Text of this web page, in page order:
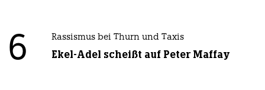
6 Rassismus bei Thurn und Taxis
Ekel-Adel scheißt auf Peter Maffay